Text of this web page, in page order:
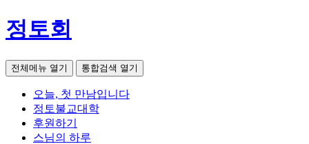
정토회
전체메뉴 열기 통합검색 열기
오늘, 첫 만남입니다
정토불교대학
후원하기
스님의 하루